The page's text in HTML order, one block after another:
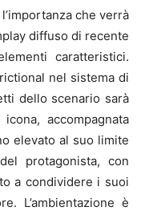
che verrà
diffuso di recente
caratteristici.
nel sistema di
dello scenario sarà
accompagnata
elevato al suo limite
protagonista, con
a condividere i suoi
L’ambientazione è